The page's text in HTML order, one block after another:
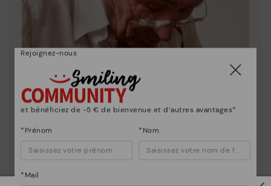
Rejoignez-nous
et bénéficiez de -5 € de bienvenue et d’autres avantages*
*Prénom *Nom
*Mail